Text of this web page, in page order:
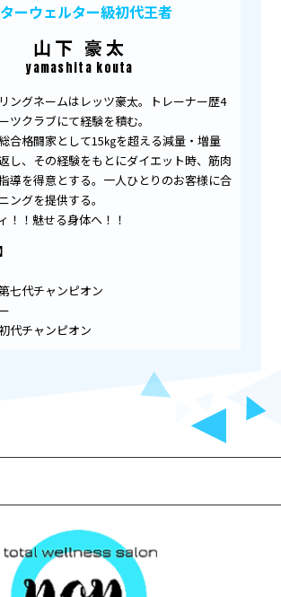
ーウェルター級初代王者
山下 豪太
yamashita kouta
ングネームはレッツ豪太。トレーナー歴4
ツクラブにて経験を積む。
合格闘家として15㎏を超える減量・増量
し、その経験をもとにダイエット時、筋肉
導を得意とする。一人ひとりのお客様に合
ングを提供する。
！！魅せる身体へ！！
七代チャンピオン
代チャンピオン